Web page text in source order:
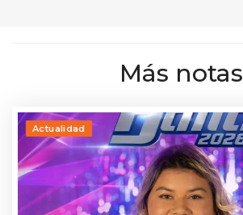
Más notas
Actualidad